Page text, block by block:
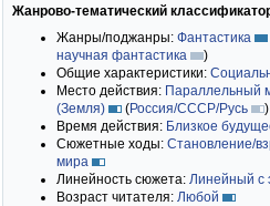
Жанрово-тематический
Жанры/поджанры: Фантастика
научная фантастика
)
Общие характеристики:
Место действия: Параллельный
(Земля)
(Россия/СССР/Русь
)
Время действия: Близкое
Сюжетные ходы: Становление/
мира
Линейность сюжета: Линейный с
Возраст читателя: Любой